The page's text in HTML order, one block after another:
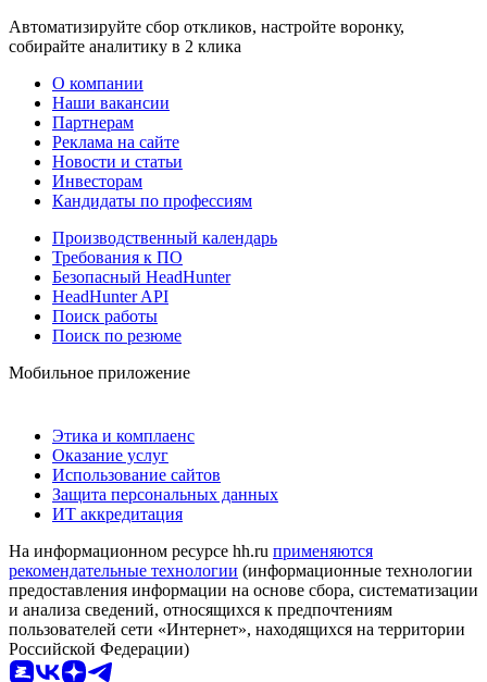
Автоматизируйте сбор откликов, настройте воронку,
собирайте аналитику в 2 клика
О компании
Наши вакансии
Партнерам
Реклама на сайте
Новости и статьи
Инвесторам
Кандидаты по профессиям
Производственный календарь
Требования к ПО
Безопасный HeadHunter
HeadHunter API
Поиск работы
Поиск по резюме
Мобильное приложение
Этика и комплаенс
Оказание услуг
Использование сайтов
Защита персональных данных
ИТ аккредитация
На информационном ресурсе hh.ru применяются
рекомендательные технологии (информационные технологии
предоставления информации на основе сбора, систематизации
и анализа сведений, относящихся к предпочтениям
пользователей сети «Интернет», находящихся на территории
Российской Федерации)